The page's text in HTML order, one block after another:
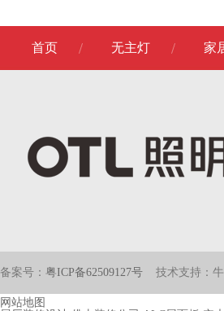
首页 无主灯 家
备案号： 粤ICP备62509127号 技术支持：
网站地图